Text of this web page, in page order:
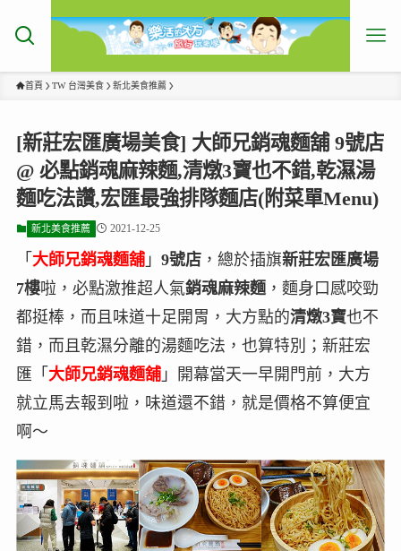
首頁 TW 台灣美食 新北美食推薦
[新莊宏匯廣場美食] 大師兄銷魂麵舖 9號店
@ 必點銷魂麻辣麵,清燉3寶也不錯,乾濕湯
麵吃法讚,宏匯最強排隊麵店(附菜單Menu)
新北美食推薦 2021-12-25
「 大師兄銷魂麵舖」 9號店，總於插旗新莊宏匯廣場
7樓啦，必點激推超人氣銷魂麻辣麵，麵身口感咬勁
都挺棒，而且味道十足開胃，大方點的清燉3寶也不
錯，而且乾濕分離的湯麵吃法，也算特別；新莊宏
匯「 大師兄銷魂麵舖」開幕當天一早開門前，大方
就立馬去報到啦，味道還不錯，就是價格不算便宜
啊～